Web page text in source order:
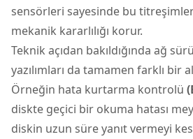
sensörleri sayesinde bu
mekanik kararlılığı korur.
Teknik açıdan bakıldığında ağ
yazılımları da tamamen farklı bir
Örneğin hata kurtarma kontrolü
diskte geçici bir okuma hatası
diskin uzun süre yanıt vermeyi